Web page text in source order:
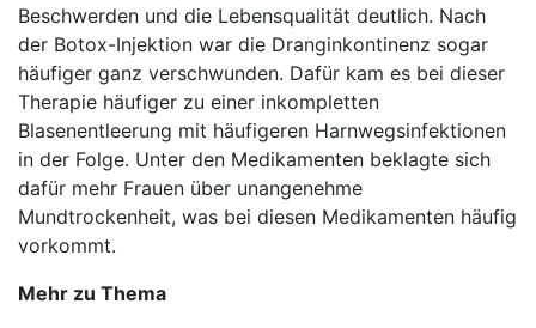
Beschwerden und die Lebensqualität deutlich. Nach
der Botox-Injektion war die Dranginkontinenz sogar
häufiger ganz verschwunden. Dafür kam es bei dieser
Therapie häufiger zu einer inkompletten
Blasenentleerung mit häufigeren Harnwegsinfektionen
in der Folge. Unter den Medikamenten beklagte sich
dafür mehr Frauen über unangenehme
Mundtrockenheit, was bei diesen Medikamenten häufig
vorkommt.
Mehr zu Thema